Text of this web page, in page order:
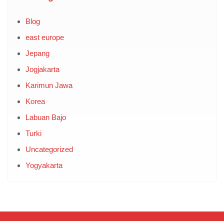
Categories
Blog
east europe
Jepang
Jogjakarta
Karimun Jawa
Korea
Labuan Bajo
Turki